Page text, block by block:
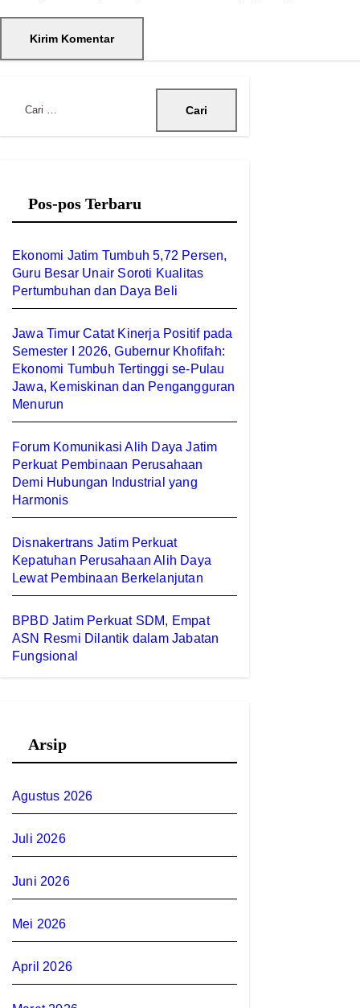
Pos-pos Terbaru
Ekonomi Jatim Tumbuh 5,72 Persen,
Guru Besar Unair Soroti Kualitas
Pertumbuhan dan Daya Beli
Jawa Timur Catat Kinerja Positif pada
Semester I 2026, Gubernur Khofifah:
Ekonomi Tumbuh Tertinggi se-Pulau
Jawa, Kemiskinan dan Pengangguran
Menurun
Forum Komunikasi Alih Daya Jatim
Perkuat Pembinaan Perusahaan
Demi Hubungan Industrial yang
Harmonis
Disnakertrans Jatim Perkuat
Kepatuhan Perusahaan Alih Daya
Lewat Pembinaan Berkelanjutan
BPBD Jatim Perkuat SDM, Empat
ASN Resmi Dilantik dalam Jabatan
Fungsional
Arsip
Agustus 2026
Juli 2026
Juni 2026
Mei 2026
April 2026